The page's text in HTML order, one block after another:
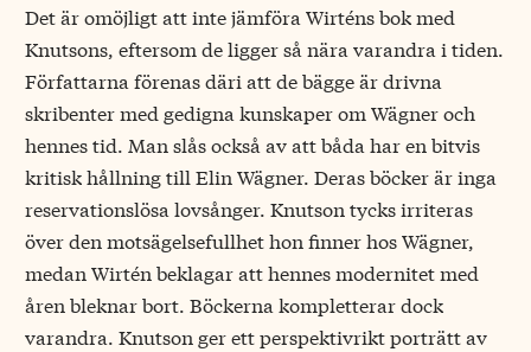
Det är omöjligt att inte jämföra Wirténs bok med
Knutsons, eftersom de ligger så nära varandra i tiden.
Författarna förenas däri att de bägge är drivna
skribenter med gedigna kunskaper om Wägner och
hennes tid. Man slås också av att båda har en bitvis
kritisk hållning till Elin Wägner. Deras böcker är inga
reservationslösa lovsånger. Knutson tycks irriteras
över den motsägelsefullhet hon finner hos Wägner,
medan Wirtén beklagar att hennes modernitet med
åren bleknar bort. Böckerna kompletterar dock
varandra. Knutson ger ett perspektivrikt porträtt av